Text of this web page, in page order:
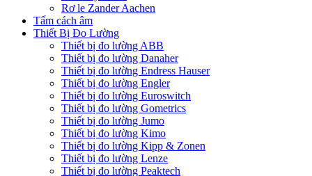
Rơ le Zander Aachen
Tấm cách âm
Thiết Bị Đo Lường
Thiết bị đo lường ABB
Thiết bị đo lường Danaher
Thiết bị đo lường Endress Hauser
Thiết bị đo lường Engler
Thiết bị đo lường Euroswitch
Thiết bị đo lường Gometrics
Thiết bị đo lường Jumo
Thiết bị đo lường Kimo
Thiết bị đo lường Kipp & Zonen
Thiết bị đo lường Lenze
Thiết bị đo lường Peaktech